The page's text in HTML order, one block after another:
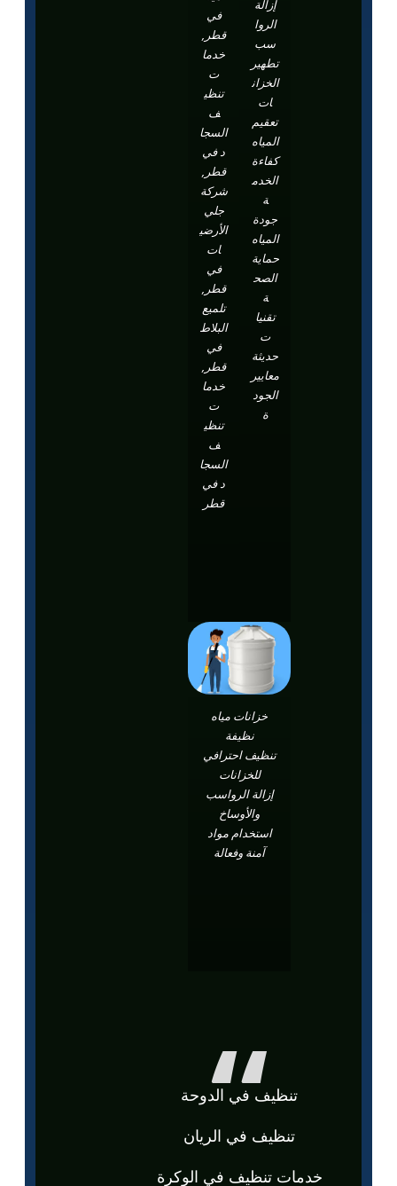
إزالة
الروا
سب
تطهير
الخزان
ات
تعقيم
المياه
كفاءة
الخدم
جودة
المياه
حماية
الصح
تقنيا
حديثة
معايير
الجود
في
قطر,
خدما
تنظي
ف
السجا
د في
قطر,
شركة
جلي
الأرضي
ات
في
قطر,
تلميع
البلاط
في
قطر,
خدما
تنظي
ف
السجا
د في
قطر
خزانات مياه
نظيفة
تنظيف احترافي
للخزانات
إزالة الرواسب
والأوساخ
استخدام مواد
آمنة وفعالة
تنظيف في الدوحة
تنظيف في الريان
خدمات تنظيف في الوكرة